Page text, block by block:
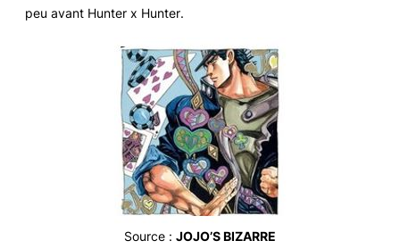
peu avant Hunter x Hunter.
Source : JOJO’S BIZARRE